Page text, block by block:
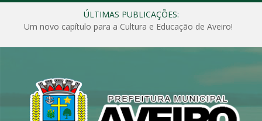
ÚLTIMAS PUBLICAÇÕES:
Um novo capítulo para a Cultura e Educação de Aveiro!